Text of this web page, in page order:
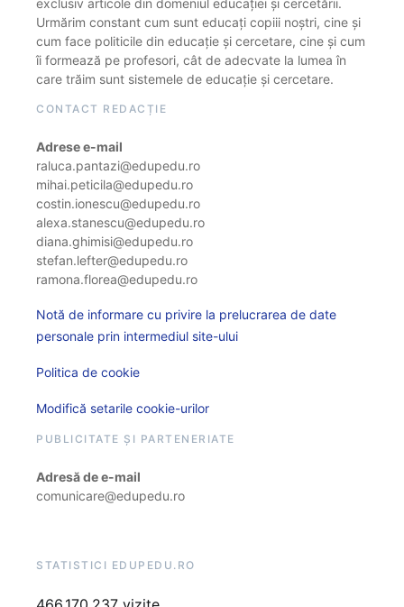
exclusiv articole din domeniul educației și cercetării.
Urmărim constant cum sunt educați copiii noștri, cine și
cum face politicile din educație și cercetare, cine și cum
îi formează pe profesori, cât de adecvate la lumea în
care trăim sunt sistemele de educație și cercetare.
CONTACT REDACȚIE
Adrese e-mail
raluca.pantazi@edupedu.ro
mihai.peticila@edupedu.ro
costin.ionescu@edupedu.ro
alexa.stanescu@edupedu.ro
diana.ghimisi@edupedu.ro
stefan.lefter@edupedu.ro
ramona.florea@edupedu.ro
Notă de informare cu privire la prelucrarea de date
personale prin intermediul site-ului
Politica de cookie
Modifică setarile cookie-urilor
PUBLICITATE ȘI PARTENERIATE
Adresă de e-mail
comunicare@edupedu.ro
STATISTICI EDUPEDU.RO